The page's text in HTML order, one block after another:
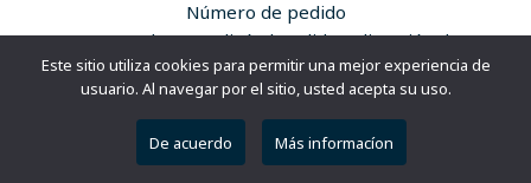
Número de pedido
NIF con el que realizó el pedido y dirección de
entrega
7.2. Por decisión de Termas de Chaves:
Termas de Chaves se reserva el derecho de no
tramitar pedidos cuando detecte alguna inconsistencia
Este sitio utiliza cookies para permitir una mejor experiencia de
usuario. Al navegar por el sitio, usted acepta su uso.
De acuerdo Más informacíon